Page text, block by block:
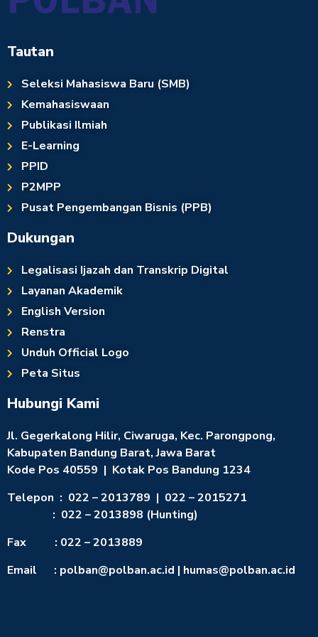
Tautan
Seleksi Mahasiswa Baru (SMB)
Kemahasiswaan
Publikasi Ilmiah
E-Learning
PPID
P2MPP
Pusat Pengembangan Bisnis (PPB)
Dukungan
Legalisasi Ijazah dan Transkrip Digital
Layanan Akademik
English Version
Renstra
Unduh Official Logo
Peta Situs
Hubungi Kami
Jl. Gegerkalong Hilir, Ciwaruga, Kec. Parongpong,
Kabupaten Bandung Barat, Jawa Barat
Kode Pos 40559 | Kotak Pos Bandung 1234
Telepon : 022 – 2013789 | 022 – 2015271
: 022 – 2013898 (Hunting)
Fax : 022 – 2013889
Email : polban@polban.ac.id | humas@polban.ac.id